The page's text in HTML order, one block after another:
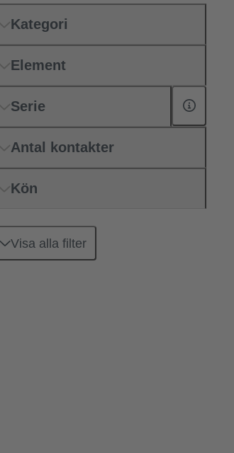
Kategori
Element
Serie
Antal kontakter
Kön
Visa alla filter